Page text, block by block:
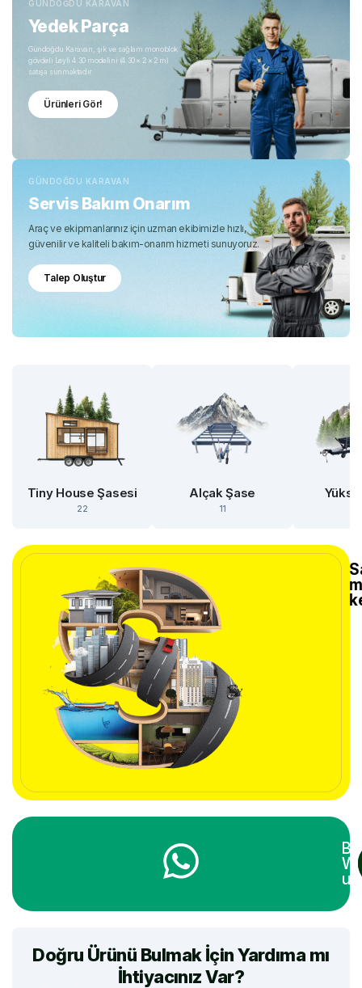
GÜNDOĞDU KARAVAN
Yedek Parça
Gündoğdu Karavan, şık ve sağlam monoblok
gövdeli Leyli 4.30 modelini (4.30 × 2 × 2 m)
satışa sunmaktadır.
Ürünleri Gör!
GÜNDOĞDU KARAVAN
Servis Bakım Onarım
Araç ve ekipmanlarınız için uzman ekibimizle hızlı,
güvenilir ve kaliteli bakım-onarım hizmeti sunuyoruz.
Talep Oluştur
Tiny House Şasesi
22
Alçak Şase
11
Doğru Ürünü Bulmak İçin Yardıma mı
İhtiyacınız Var?